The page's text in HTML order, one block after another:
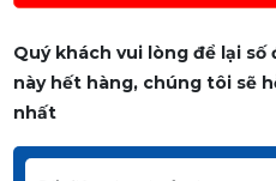
Quý khách vui lòng để lại
này hết hàng, chúng tôi sẽ
nhất